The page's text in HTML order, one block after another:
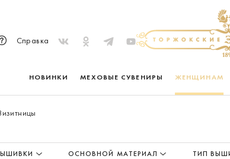
Справка
НОВИНКИ МЕХОВЫЕ СУВЕНИРЫ ЖЕНЩИНАМ
ОСНОВНОЙ МАТЕРИАЛ ТИП